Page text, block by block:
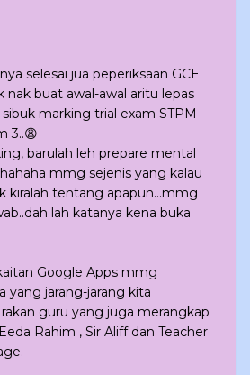
selesai jua peperiksaan GCE
nak buat awal-awal aritu lepas
marking trial exam STPM
3..😩
barulah leh prepare mental
mmg sejenis yang kalau
kiralah tentang apapun...mmg
lah katanya kena buka
Google Apps mmg
yang jarang-jarang kita
guru yang juga merangkap
Rahim , Sir Aliff dan Teacher